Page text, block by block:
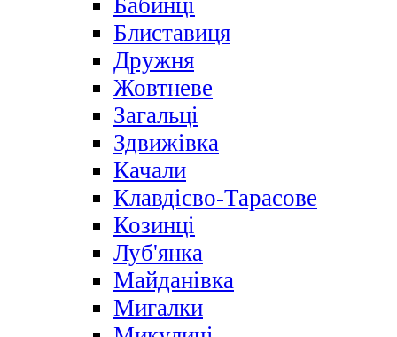
Бабинці
Блиставиця
Дружня
Жовтневе
Загальці
Здвижівка
Качали
Клавдієво-Тарасове
Козинці
Луб'янка
Майданівка
Мигалки